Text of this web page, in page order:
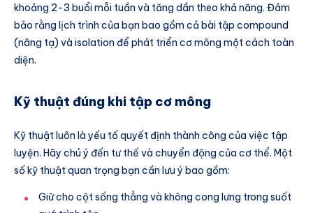
khoảng 2-3 buổi mỗi tuần và tăng dần theo khả năng. Đảm
bảo rằng lịch trình của bạn bao gồm cả bài tập compound
(nâng tạ) và isolation để phát triển cơ mông một cách toàn
diện.
Kỹ thuật đúng khi tập cơ mông
Kỹ thuật luôn là yếu tố quyết định thành công của việc tập
luyện. Hãy chú ý đến tư thế và chuyển động của cơ thể. Một
số kỹ thuật quan trọng bạn cần lưu ý bao gồm:
Giữ cho cột sống thẳng và không cong lưng trong suốt